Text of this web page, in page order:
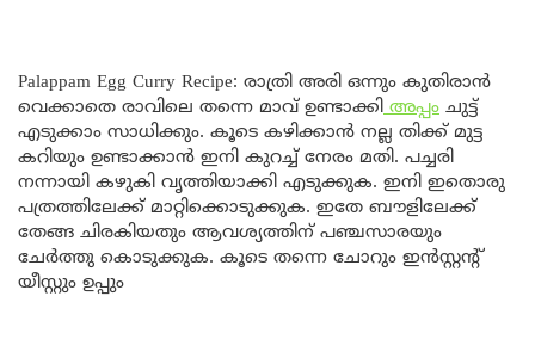
Palappam Egg Curry Recipe: രാത്രി അരി ഒന്നും കുതിരാൻ
വെക്കാതെ രാവിലെ തന്നെ മാവ് ഉണ്ടാക്കി അപ്പം ചുട്ട്
എടുക്കാം സാധിക്കും. കൂടെ കഴിക്കാൻ നല്ല തിക്ക് മുട്ട
കറിയും ഉണ്ടാക്കാൻ ഇനി കുറച്ച് നേരം മതി. പച്ചരി
നന്നായി കഴുകി വൃത്തിയാക്കി എടുക്കുക. ഇനി ഇതൊരു
പത്രത്തിലേക്ക് മാറ്റിക്കൊടുക്കുക. ഇതേ ബൗളിലേക്ക്
തേങ്ങ ചിരകിയതും ആവശ്യത്തിന് പഞ്ചസാരയും
ചേർത്തു കൊടുക്കുക. കൂടെ തന്നെ ചോറും ഇൻസ്റ്റന്റ്
യീസ്റ്റും ഉപ്പും